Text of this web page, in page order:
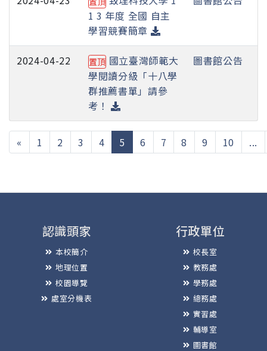
1 3 年度 全國 自主
學習競賽簡章
2024-04-22 置頂 國立臺灣師範大
學閱讀分級「十八學
群推薦書單」請參
考！
圖書館公告
« 1 2 3 4 5 (current)
6 7 8 9 10 ...
認識頭家
本校簡介
地理位置
校園導覽
處室分機表
行政單位
校長室
教務處
學務處
總務處
實習處
輔導室
圖書館